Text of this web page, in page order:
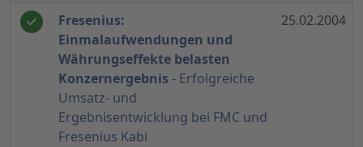
Fresenius:
Einmalaufwendungen und
Währungseffekte belasten
Konzernergebnis - Erfolgreiche
Umsatz- und
Ergebnisentwicklung bei FMC und
Fresenius Kabi
25.02.2004